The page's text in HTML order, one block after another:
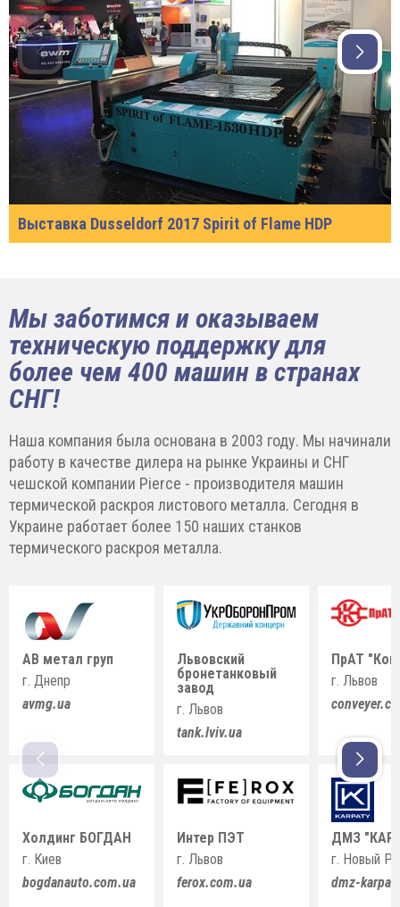
Выставка Dusseldorf 2017 Spirit of Flame HDP
Мы заботимся и оказываем
техническую поддержку для
более чем 400 машин в странах
СНГ!
Наша компания была основана в 2003 году. Мы начинали
работу в качестве дилера на рынке Украины и СНГ
чешской компании Pierce - производителя машин
термической раскроя листового металла. Сегодня в
Украине работает более 150 наших станков
термического раскроя металла.
АВ метал груп
г. Днепр
avmg.ua
Холдинг БОГДАН
г. Киев
bogdanauto.com.ua
Львовский
бронетанковый
завод
г. Львов
tank.lviv.ua
Интер ПЭТ
г. Львов
ferox.com.ua
ПрАТ
г. Львов
ДМЗ
г. Новый
dmz-